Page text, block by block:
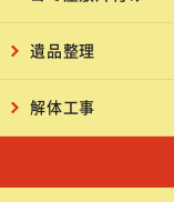
遺品整理
解体工事